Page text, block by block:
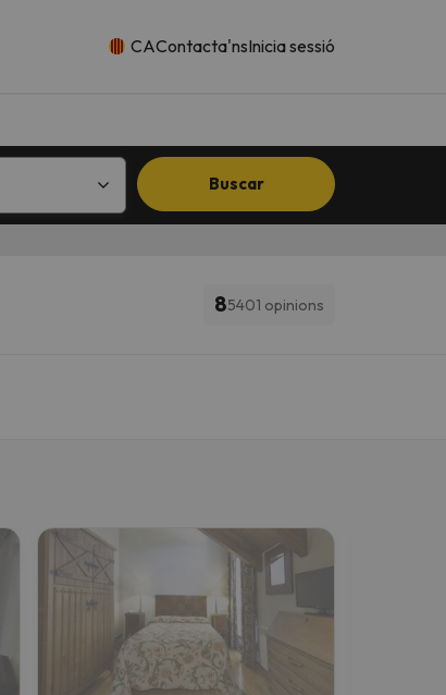
CAContacta'nsInicia sessió
Buscar
85401 opinions